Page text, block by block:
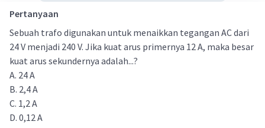
Pertanyaan
Sebuah trafo digunakan untuk menaikkan tegangan AC dari
24 V menjadi 240 V. Jika kuat arus primernya 12 A, maka besar
kuat arus sekundernya adalah...?
A. 24 A
B. 2,4 A
C. 1,2 A
D. 0,12 A